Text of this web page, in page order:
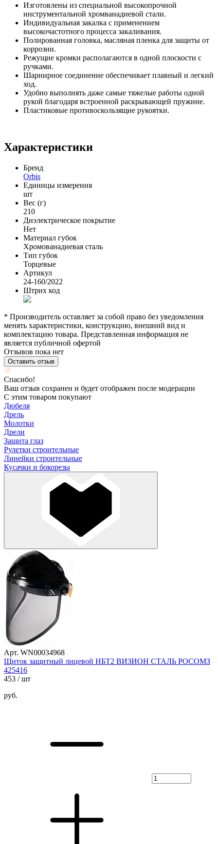
Изготовлены из специальной высокопрочной
инструментальной хромванадиевой стали.
Индивидуальная закалка с применением
высокочастотного процесса закаливания.
Полированная головка, масляная пленка для защиты от
коррозии.
Режущие кромки располагаются в одной плоскости с
ручками.
Шарнирное соединение обеспечивает плавный и легкий
ход.
Удобно выполнять даже самые тяжелые работы одной
рукой благодаря встроенной раскрывающей пружине.
Пластиковые противоскользящие рукоятки.
Характеристики
Бренд
Orbis
Единицы измерения
шт
Вес (г)
210
Диэлектрическое покрытие
Нет
Материал губок
Хромованадиевая сталь
Тип губок
Торцевые
Артикул
24-160/2022
Штрих код
* Производитель оставляет за собой право без уведомления
менять характеристики, конструкцию, внешний вид и
комплектацию товара. Представленная информация не
является публичной офертой
Отзывов пока нет
Оставить отзыв
Спасибо!
Ваш отзыв сохранен и будет отображен после модерации
С этим товаром покупают
Дюбеля
Дрель
Молотки
Дрели
Защита глаз
Рулетки строительные
Линейки строительные
Кусачки и бокорезы
Арт. WN00034968
Щиток защитный лицевой НБТ2 ВИЗИОН СТАЛЬ РОСОМЗ
425416
453 / шт
руб.